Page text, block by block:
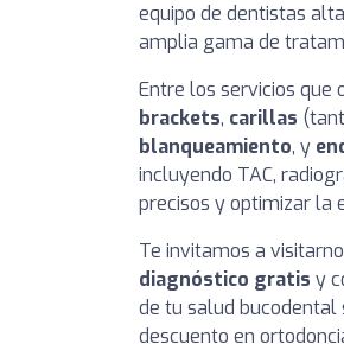
equipo de dentistas
amplia gama de
Entre los servicios que
brackets, carillas
blanqueamiento, y
incluyendo TAC,
precisos y optimizar la
Te invitamos a
diagnóstico gratis y
de tu salud bucodental
descuento en